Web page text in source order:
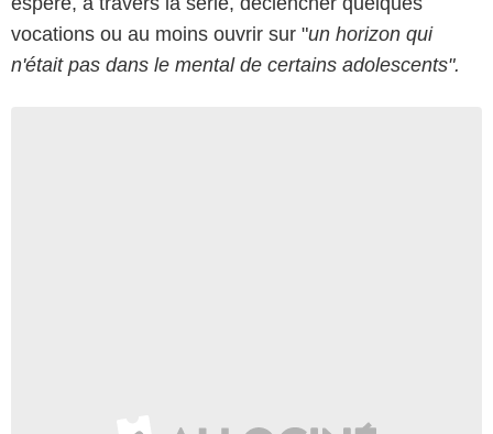
vocations ou au moins ouvrir sur "un horizon qui
n'était pas dans le mental de certains adolescents".